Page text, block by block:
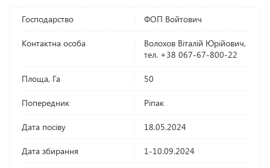
Господарство ФОП Войтович
Контактна особа
Волохов Віталій Юрійович,
тел. +38 067-67-800-22
Площа, Га 50
Попередник Ріпак
Дата посіву 18.05.2024
Дата збирання 1-10.09.2024